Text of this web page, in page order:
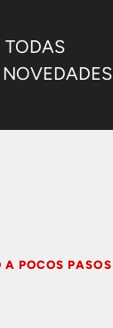
TODAS
A POCOS PASOS